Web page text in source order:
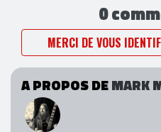
0
MERCI DE VOUS
A PROPOS DEMARK